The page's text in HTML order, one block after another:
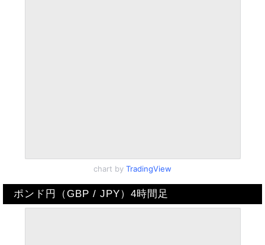
chart by TradingView
ポンド円（GBP / JPY）4時間足